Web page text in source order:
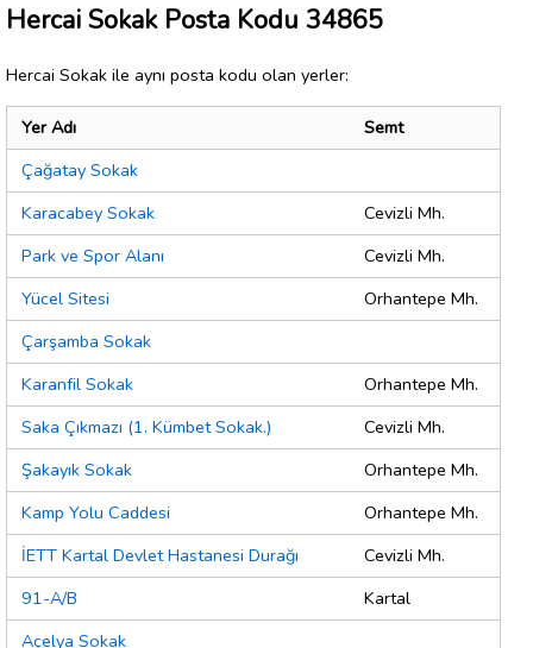
Hercai Sokak Posta Kodu 34865
Hercai Sokak ile aynı posta kodu olan yerler:
Yer Adı
Semt
Çağatay Sokak
Karacabey Sokak
Cevizli Mh.
Park ve Spor Alanı
Cevizli Mh.
Yücel Sitesi
Orhantepe Mh.
Çarşamba Sokak
Karanfil Sokak
Orhantepe Mh.
Saka Çıkmazı (1. Kümbet Sokak.)
Cevizli Mh.
Şakayık Sokak
Orhantepe Mh.
Kamp Yolu Caddesi
Orhantepe Mh.
İETT Kartal Devlet Hastanesi Durağı
Cevizli Mh.
91-A/B
Kartal
Açelya Sokak